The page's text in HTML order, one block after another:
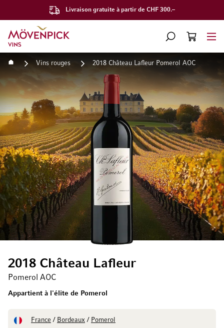
Livraison gratuite à partir de CHF 300.–
Aller à la page d'accueil
CHERCHERPANIER
Accueil Vins rouges 2018 Château Lafleur Pomerol AOC
2018 Château Lafleur
Pomerol AOC
Appartient à l'élite de Pomerol
France / Bordeaux / Pomerol
Passer à la fin de la galerie d’images
Passer au début de la